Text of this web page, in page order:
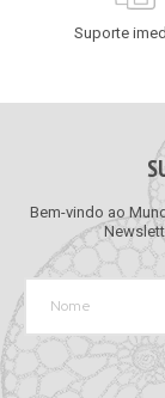
Suporte
Bem-vindo ao